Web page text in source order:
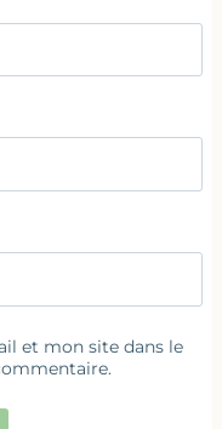
et mon site dans le